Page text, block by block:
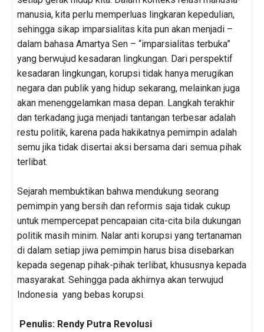
manusia, kita perlu memperluas lingkaran kepedulian,
sehingga sikap imparsialitas kita pun akan menjadi –
dalam bahasa Amartya Sen – “imparsialitas terbuka”
yang berwujud kesadaran lingkungan. Dari perspektif
kesadaran lingkungan, korupsi tidak hanya merugikan
negara dan publik yang hidup sekarang, melainkan juga
akan menenggelamkan masa depan. Langkah terakhir
dan terkadang juga menjadi tantangan terbesar adalah
restu politik, karena pada hakikatnya pemimpin adalah
semu jika tidak disertai aksi bersama dari semua pihak
terlibat.
Sejarah membuktikan bahwa mendukung seorang
pemimpin yang bersih dan reformis saja tidak cukup
untuk mempercepat pencapaian cita-cita bila dukungan
politik masih minim. Nalar anti korupsi yang tertanaman
di dalam setiap jiwa pemimpin harus bisa disebarkan
kepada segenap pihak-pihak terlibat, khususnya kepada
masyarakat. Sehingga pada akhirnya akan terwujud
Indonesia yang bebas korupsi.
Penulis: Rendy Putra Revolusi